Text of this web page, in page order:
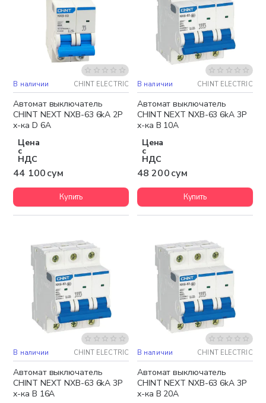
В наличии CHINT ELECTRIC
Автомат выключатель
CHINT NEXT NXB-63 6kA 2P
х-ка D 6A
Цена
с
НДС
44 100 сум
Купить
В наличии CHINT ELECTRIC
Автомат выключатель
CHINT NEXT NXB-63 6kA 3P
х-ка B 10A
Цена
с
НДС
48 200 сум
Купить
В наличии CHINT ELECTRIC
Автомат выключатель
CHINT NEXT NXB-63 6kA 3P
х-ка B 16A
В наличии CHINT ELECTRIC
Автомат выключатель
CHINT NEXT NXB-63 6kA 3P
х-ка B 20A